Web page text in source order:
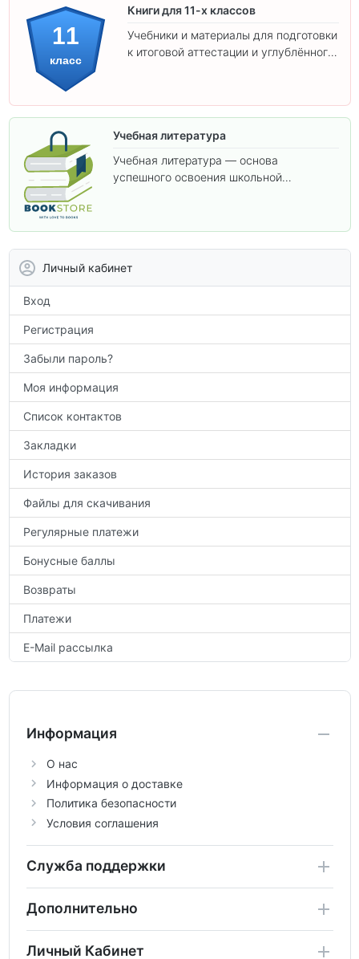
11
класс
Книги для 11-х классов
Учебники и материалы для подготовки
к итоговой аттестации и углублённого
Учебная литература
Учебная литература — основа
успешного освоения школьной
Личный кабинет
Вход
Регистрация
Забыли пароль?
Моя информация
Список контактов
Закладки
История заказов
Файлы для скачивания
Регулярные платежи
Бонусные баллы
Возвраты
Платежи
E-Mail рассылка
Информация
О нас
Информация о доставке
Политика безопасности
Условия соглашения
Служба поддержки
Дополнительно
Личный Кабинет